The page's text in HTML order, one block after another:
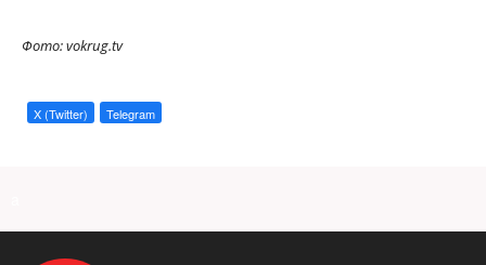
Фото: vokrug.tv
X (Twitter) Telegram